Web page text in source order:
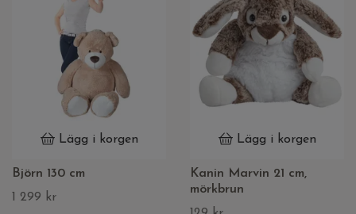
Lägg i korgen
Björn 130 cm
1 299 kr
Lägg i korgen
Kanin Marvin 21 cm,
mörkbrun